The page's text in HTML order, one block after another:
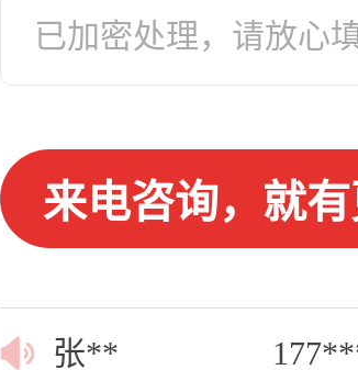
来电咨询，就
李**
张**